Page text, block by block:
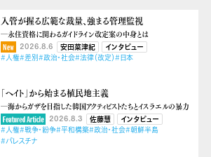
入管が握る広範な裁量、強まる管理監視
―永住資格に関わるガイドライン改定案の中身とは
2026.8.6 安田菜津紀
インタビュー
#人権#差別#政治・社会#法律（改定）#日本
「ヘイト」から始まる植民地主義
―海からガザを目指した韓国アクティビストたちとイスラエルの暴力
2026.8.3 佐藤慧
インタビュー
#人権#戦争・紛争#平和構築#政治・社会#朝鮮半島
#パレスチナ